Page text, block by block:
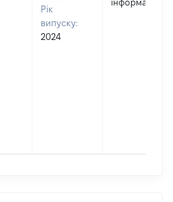
Рік
випуску:
2024
інформацію]